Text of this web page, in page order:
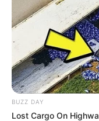
BUZZ DAY
Lost Cargo On